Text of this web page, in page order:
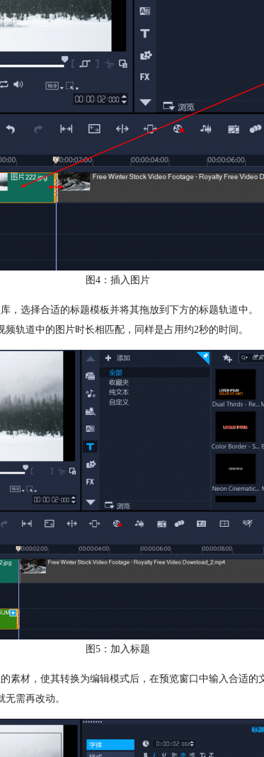
图4：插入图片
，选择合适的标题模板并将其拖放到下方的标题轨道中。
轨道中的图片时长相匹配，同样是占用约2秒的时间。
图5：加入标题
素材，使其转换为编辑模式后，在预览窗口中输入合适
需再改动。